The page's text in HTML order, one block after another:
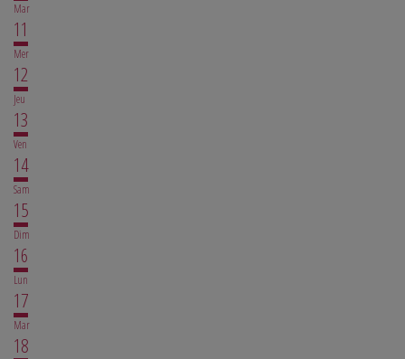
Mar
11
Mer
12
Jeu
13
Ven
14
Sam
15
Dim
16
Lun
17
Mar
18